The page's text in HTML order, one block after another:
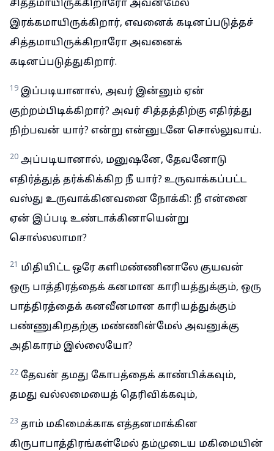
சித்தமாயிருக்கிறாரோ அவன்மேல்
இரக்கமாயிருக்கிறார், எவனைக் கடினப்படுத்தச்
சித்தமாயிருக்கிறாரோ அவனைக்
கடினப்படுத்துகிறார்.
19 இப்படியானால், அவர் இன்னும் ஏன்
குற்றம்பிடிக்கிறார்? அவர் சித்தத்திற்கு எதிர்த்து
நிற்பவன் யார்? என்று என்னுடனே சொல்லுவாய்.
20 அப்படியானால், மனுஷனே, தேவனோடு
எதிர்த்துத் தர்க்கிக்கிற நீ யார்? உருவாக்கப்பட்ட
வஸ்து உருவாக்கினவனை நோக்கி: நீ என்னை
ஏன் இப்படி உண்டாக்கினாயென்று
சொல்லலாமா?
21 மிதியிட்ட ஒரே களிமண்ணினாலே குயவன்
ஒரு பாத்திரத்தைக் கனமான காரியத்துக்கும், ஒரு
பாத்திரத்தைக் கனவீனமான காரியத்துக்கும்
பண்ணுகிறதற்கு மண்ணின்மேல் அவனுக்கு
அதிகாரம் இல்லையோ?
22 தேவன் தமது கோபத்தைக் காண்பிக்கவும்,
தமது வல்லமையைத் தெரிவிக்கவும்,
23 தாம் மகிமைக்காக எத்தனமாக்கின
கிருபாபாத்திரங்கள்மேல் தம்முடைய மகிமையின்